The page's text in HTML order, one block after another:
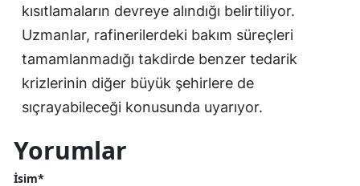
kısıtlamaların devreye alındığı belirtiliyor.
Uzmanlar, rafinerilerdeki bakım süreçleri
tamamlanmadığı takdirde benzer tedarik
krizlerinin diğer büyük şehirlere de
sıçrayabileceği konusunda uyarıyor.
Yorumlar
İsim*